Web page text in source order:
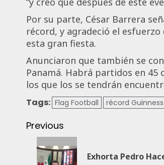
Por su parte, César Barrera
récord, y agradeció el esfuerzo
esta gran fiesta.
Anunciaron que también se
Panamá. Habrá partidos en
los que los se tendrán
Tags: Flag Football récord Guinness
Previous
Exhorta Pedro